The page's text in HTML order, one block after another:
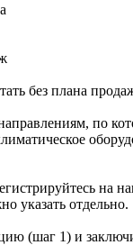
без плана
по
на
указать отдельно.
(шаг 1) и